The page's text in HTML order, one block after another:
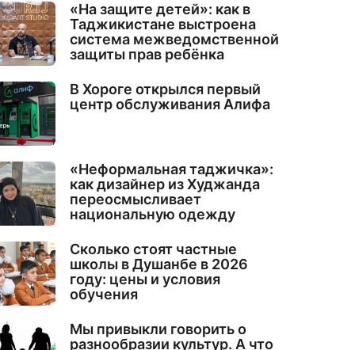
«На защите детей»: как в
Таджикистане выстроена
система межведомственной
защиты прав ребёнка
В Хороге открылся первый
центр обслуживания Алифа
«Неформальная таджичка»:
как дизайнер из Худжанда
переосмысливает
национальную одежду
Сколько стоят частные
школы в Душанбе в 2026
году: цены и условия
обучения
Мы привыкли говорить о
разнообразии культур. А что